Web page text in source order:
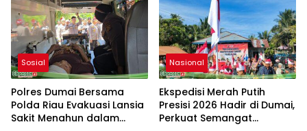
Sosial
Polres Dumai Bersama
Polda Riau Evakuasi Lansia
Sakit Menahun dalam
Nasional
Ekspedisi Merah Putih
Presisi 2026 Hadir di Dumai,
Perkuat Semangat